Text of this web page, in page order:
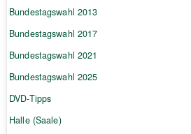
Bundestagswahl 2013
Bundestagswahl 2017
Bundestagswahl 2021
Bundestagswahl 2025
DVD-Tipps
Halle (Saale)